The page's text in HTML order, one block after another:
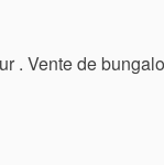
. Vente de